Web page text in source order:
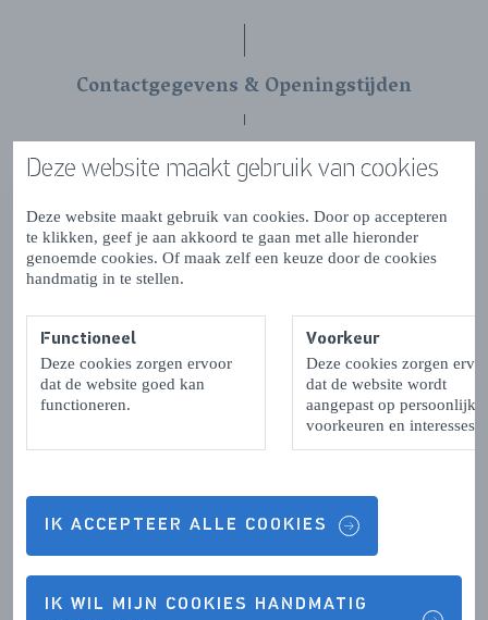
Deze website maakt gebruik van cookies
Deze website maakt gebruik van cookies. Door op accepteren
te klikken, geef je aan akkoord te gaan met alle hieronder
genoemde cookies. Of maak zelf een keuze door de cookies
handmatig in te stellen.
Functioneel
Deze cookies zorgen ervoor
dat de website goed kan
functioneren.
Voorkeur
Deze cookies zorgen
dat de website wordt
aangepast op persoonlijke
voorkeuren en interesses.
IK ACCEPTEER ALLE COOKIES
IK WIL MIJN COOKIES HANDMATIG
Contactgegevens & Openingstijden
Maandag:
10:00 - 18:00
Dinsdag:
Woensdag:
10:00 - 18:00
Donderdag:
10:00 - 18:00
Vrijdag:
10:00 - 18:00
Zaterdag:
10:00 - 18:00
Dinsdag:
Gesloten